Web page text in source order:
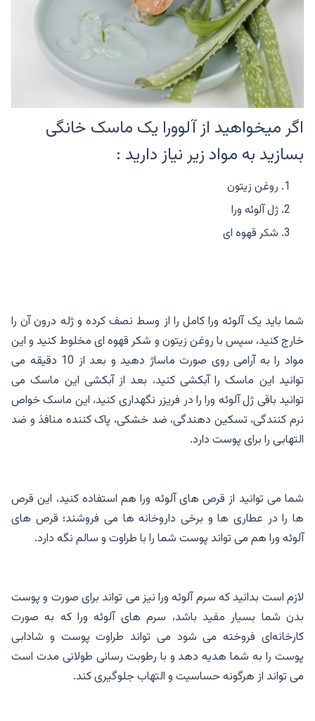
اگر میخواهید از آلوورا یک ماسک خانگی
بسازید به مواد زیر نیاز دارید :
روغن زیتون
ژل آلوئه ورا
شکر قهوه ای
شما باید یک آلوئه ورا کامل را از وسط نصف کرده و ژله درون آن را
خارج کنید، سپس با روغن زیتون و شکر قهوه ای مخلوط کنید و این
مواد را به آرامی روی صورت ماساژ دهید و بعد از 10 دقیقه می
توانید این ماسک را آبکشی کنید، بعد از آبکشی این ماسک می
توانید باقی ژل آلوئه ورا را در فریزر نگهداری کنید، این ماسک خواص
نرم کنندگی، تسکین دهندگی، ضد خشکی، پاک کننده منافذ و ضد
التهابی را برای پوست دارد.
شما می توانید از قرص های آلوئه ورا هم استفاده کنید، این قرص
ها را در عطاری ها و برخی داروخانه ها می فروشند؛ قرص های
آلوئه ورا هم می تواند پوست شما را با طراوت و سالم نگه دارد.
لازم است بدانید که سرم آلوئه ورا نیز می تواند برای صورت و پوست
بدن شما بسیار مفید باشد، سرم های آلوئه ورا که به صورت
کارخانه‌ای فروخته می شود می تواند طراوت پوست و شادابی
پوست را به شما هدیه دهد و با رطوبت رسانی طولانی مدت است
می تواند از هرگونه حساسیت و التهاب جلوگیری کند.